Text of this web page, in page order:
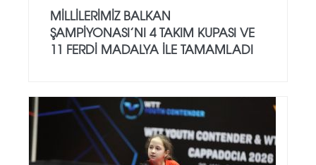
MILLILERIMIZ BALKAN
ŞAMPIYONASI’NI 4 TAKIM KUPASI VE
11 FERDI MADALYA ILE TAMAMLADI